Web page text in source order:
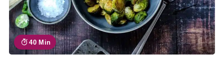
40 Min